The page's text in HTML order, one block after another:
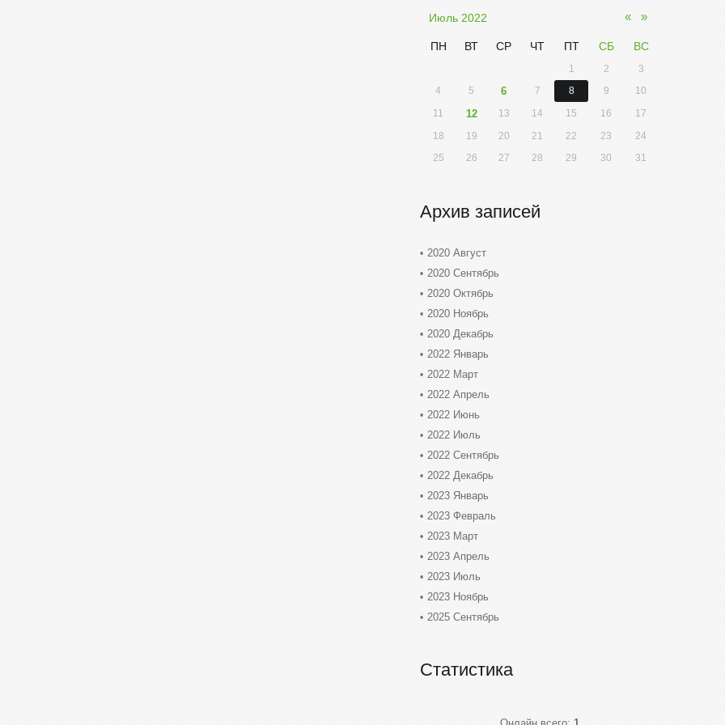
«
Июль 2022 »
ПН ВТ СР ЧТ ПТ СБ ВС
1 2
3
4
5 6 7 8 9
10
11
12 13 14 15 16
17
18
19 20 21 22 23
24
25
26 27 28 29 30 31
Архив записей
2020 Август
2020 Сентябрь
2020 Октябрь
2020 Ноябрь
2020 Декабрь
2022 Январь
2022 Март
2022 Апрель
2022 Июнь
2022 Июль
2022 Сентябрь
2022 Декабрь
2023 Январь
2023 Февраль
2023 Март
2023 Апрель
2023 Июль
2023 Ноябрь
2025 Сентябрь
Статистика